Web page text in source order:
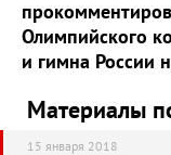
Олимпийского
и гимна России
Материалы
15 января 2018